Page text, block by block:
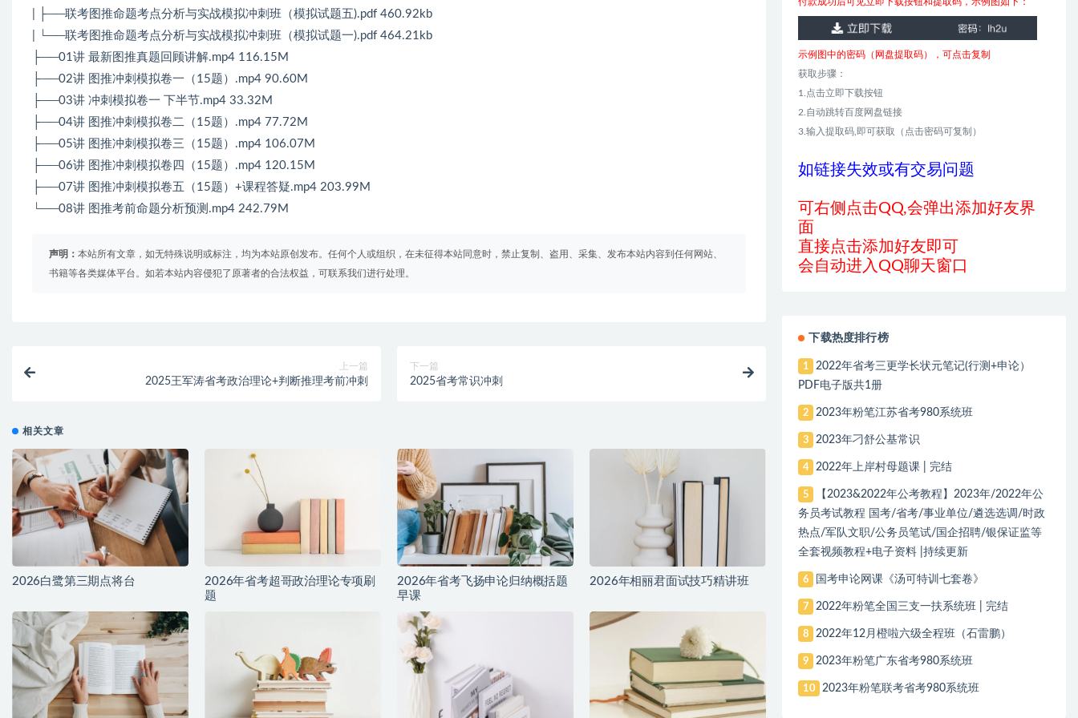
| ├──联考图推命题考点分析与实战模拟冲刺班（模拟试题五).pdf 460.92kb
| └──联考图推命题考点分析与实战模拟冲刺班（模拟试题一).pdf 464.21kb
├──01讲 最新图推真题回顾讲解.mp4 116.15M
├──02讲 图推冲刺模拟卷一（15题）.mp4 90.60M
├──03讲 冲刺模拟卷一 下半节.mp4 33.32M
├──04讲 图推冲刺模拟卷二（15题）.mp4 77.72M
├──05讲 图推冲刺模拟卷三（15题）.mp4 106.07M
├──06讲 图推冲刺模拟卷四（15题）.mp4 120.15M
├──07讲 图推冲刺模拟卷五（15题）+课程答疑.mp4 203.99M
└──08讲 图推考前命题分析预测.mp4 242.79M
声明： 本站所有文章，如无特殊说明或标注，均为本站原创发布。任何个人或组织，在未征得本站同意时，禁止复制、盗用、采集、发布本站内容到任何网站、
书籍等各类媒体平台。如若本站内容侵犯了原著者的合法权益，可联系我们进行处理。
上一篇
2025王军涛省考政治理论+判断推理考前冲刺
下一篇
2025省考常识冲刺
相关文章
2026白鹭第三期点将台
2026年省考超哥政治理论专项刷
题
2026年省考飞扬申论归纳概括题
早课
2026年相丽君面试技巧精讲班
示例图中的密码（网盘提取码），可点击复制
获取步骤：
1.点击立即下载按钮
2.自动跳转百度网盘链接
3.输入提取码,即可获取（点击密码可复制）
如链接失效或有交易问题
可右侧点击QQ,会弹出添加好友界
面
直接点击添加好友即可
会自动进入QQ聊天窗口
下载热度排行榜
1
2022年省考三更学长状元笔记(行测+申论）
PDF电子版共1册
2 2023年粉笔江苏省考980系统班
3 2023年刁舒公基常识
4 2022年上岸村母题课 | 完结
5
【2023&2022年公考教程】2023年/2022年公
务员考试教程 国考/省考/事业单位/遴选选调/时政
热点/军队文职/公务员笔试/国企招聘/银保证监等
全套视频教程+电子资料 |持续更新
6 国考申论网课《汤可特训七套卷》
7 2022年粉笔全国三支一扶系统班 | 完结
8 2022年12月橙啦六级全程班（石雷鹏）
9 2023年粉笔广东省考980系统班
10 2023年粉笔联考省考980系统班